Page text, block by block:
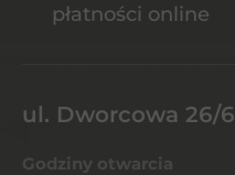
płatności online
ul. Dworcowa 26/6
Godziny otwarcia